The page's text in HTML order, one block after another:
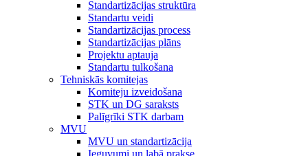
Standartizācijas struktūra
Standartu veidi
Standartizācijas process
Standartizācijas plāns
Projektu aptauja
Standartu tulkošana
Tehniskās komitejas
Komiteju izveidošana
STK un DG saraksts
Palīgrīki STK darbam
MVU
MVU un standartizācija
Ieguvumi un labā prakse